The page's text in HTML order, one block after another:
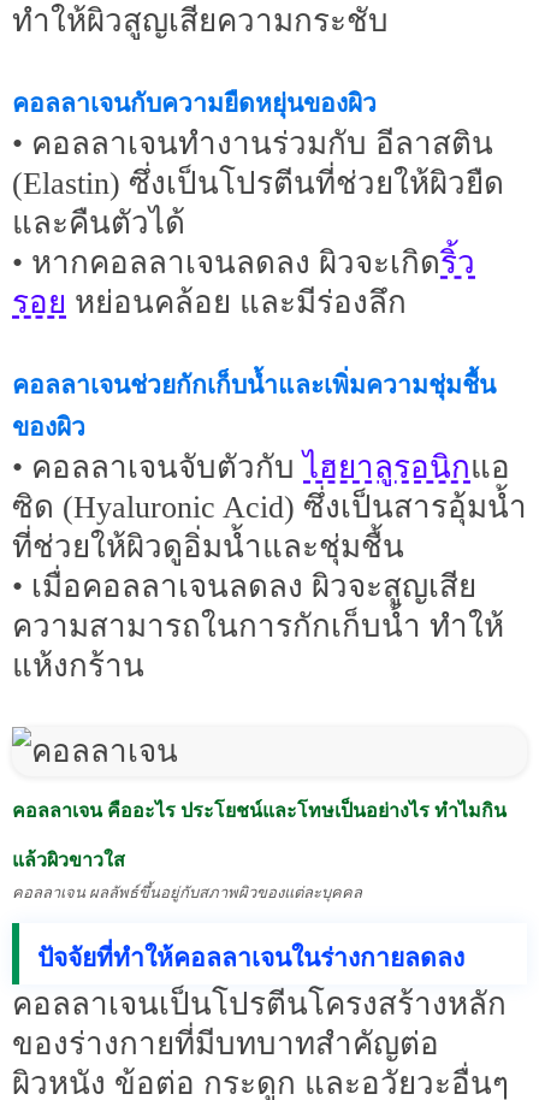
ทำให้ผิวสูญเสียความกระชับ
คอลลาเจนกับความยืดหยุ่นของผิว
• คอลลาเจนทำงานร่วมกับ อีลาสติน
(Elastin) ซึ่งเป็นโปรตีนที่ช่วยให้ผิวยืด
และคืนตัวได้
• หากคอลลาเจนลดลง ผิวจะเกิดริ้ว
รอย หย่อนคล้อย และมีร่องลึก
คอลลาเจนช่วยกักเก็บน้ำและเพิ่มความชุ่มชื้น
ของผิว
• คอลลาเจนจับตัวกับไฮยาลูรอนิกแอ
ซิด (Hyaluronic Acid) ซึ่งเป็นสารอุ้มน้ำ
ที่ช่วยให้ผิวดูอิ่มน้ำและชุ่มชื้น
• เมื่อคอลลาเจนลดลง ผิวจะสูญเสีย
ความสามารถในการกักเก็บน้ำ ทำให้
แห้งกร้าน
คอลลาเจน คืออะไร ประโยชน์และโทษเป็นอย่างไร ทำไมกิน
แล้วผิวขาวใส
คอลลาเจน ผลลัพธ์ขึ้นอยู่กับสภาพผิวของแต่ละบุคคล
ปัจจัยที่ทำให้คอลลาเจนในร่างกายลดลง
คอลลาเจนเป็นโปรตีนโครงสร้างหลัก
ของร่างกายที่มีบทบาทสำคัญต่อ
ผิวหนัง ข้อต่อ กระดูก และอวัยวะอื่นๆ